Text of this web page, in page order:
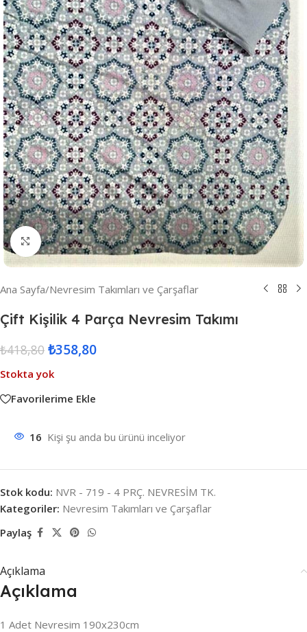
Resmi Büyüt
Ana Sayfa/Nevresim Takımları ve Çarşaflar
Çift Kişilik 4 Parça Nevresim Takımı
₺418,80 ₺358,80
Stokta yok
Favorilerime Ekle
16 Kişi şu anda bu ürünü inceliyor
Stok kodu: NVR - 719 - 4 PRÇ. NEVRESİM TK.
Kategoriler: Nevresim Takımları ve Çarşaflar
Paylaş
Açıklama
Açıklama
1 Adet Nevresim 190x230cm